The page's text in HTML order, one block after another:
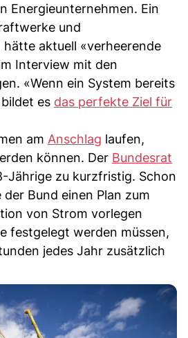
Energieunternehmen. Ein
und
aktuell «verheerende
Interview mit den
«Wenn ein System bereits
es das perfekte Ziel für
am Anschlag laufen,
können. Der Bundesrat
Jährige zu kurzfristig. Schon
Bund einen Plan zum
von Strom vorlegen
festgelegt werden müssen,
jedes Jahr zusätzlich